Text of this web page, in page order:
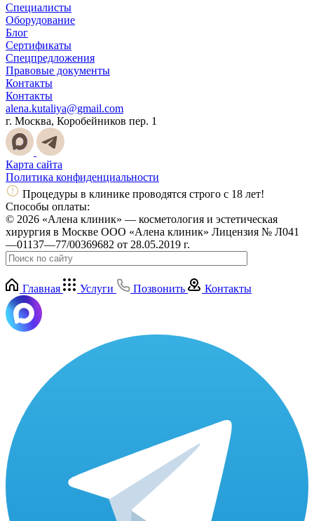
Специалисты
Оборудование
Блог
Сертификаты
Спецпредложения
Правовые документы
Контакты
Контакты
alena.kutaliya@gmail.com
г. Москва, Коробейников пер. 1
Карта сайта
Политика конфиденциальности
Процедуры в клинике проводятся строго с 18 лет!
Способы оплаты:
© 2026 «Алена клиник» — косметология и эстетическая
хирургия в Москве ООО «Алена клиник» Лицензия № Л041
—01137—77/00369682 от 28.05.2019 г.
Главная Услуги Позвонить Контакты